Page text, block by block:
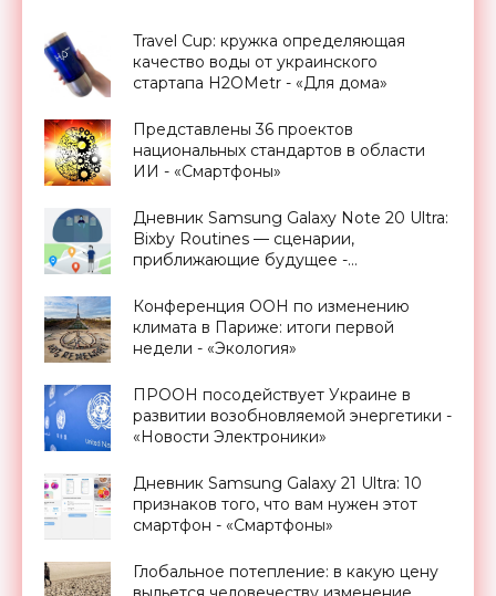
Travel Cup: кружка определяющая
качество воды от украинского
стартапа H2OMetr - «Для дома»
Представлены 36 проектов
национальных стандартов в области
ИИ - «Смартфоны»
Дневник Samsung Galaxy Note 20 Ultra:
Bixby Routines — сценарии,
приближающие будущее -
Конференция ООН по изменению
климата в Париже: итоги первой
недели - «Экология»
ПРООН посодействует Украине в
развитии возобновляемой энергетики -
«Новости Электроники»
Дневник Samsung Galaxy 21 Ultra: 10
признаков того, что вам нужен этот
смартфон - «Смартфоны»
Глобальное потепление: в какую цену